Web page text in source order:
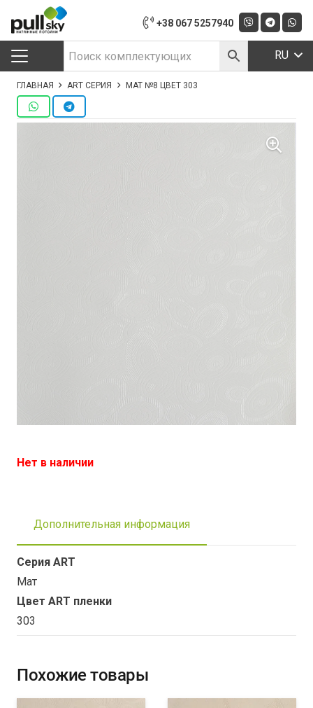
+38 067 5257940
RU
ГЛАВНАЯ ART СЕРИЯ МАТ №8 ЦВЕТ 303
Нет в наличии
Дополнительная информация
Серия ART
Мат
Цвет ART пленки
303
Похожие товары